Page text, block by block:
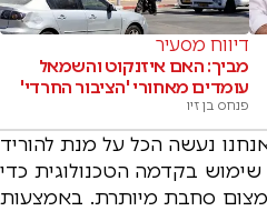
דיווח מסעיר
מביך: האם איזנקוט והשמאל
עומדים מאחורי 'הציבור החרדי'
פנחס בן זיו
נעשה הכל על מנת להוריד
בקדמה הטכנולוגית כדי
סחבת מיותרת. באמצעות